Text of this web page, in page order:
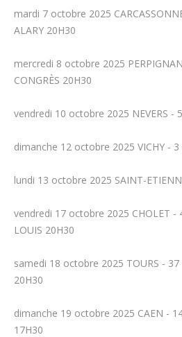
mardi 7 octobre 2025
ALARY 20H30
mercredi 8 octobre 2025
CONGRÈS 20H30
vendredi 10 octobre 2025 NEVERS -
dimanche 12 octobre 2025 VICHY - 3
lundi 13 octobre 2025 SAINT-
vendredi 17 octobre 2025 CHOLET -
LOUIS 20H30
samedi 18 octobre 2025 TOURS - 37
20H30
dimanche 19 octobre 2025 CAEN -
17H30